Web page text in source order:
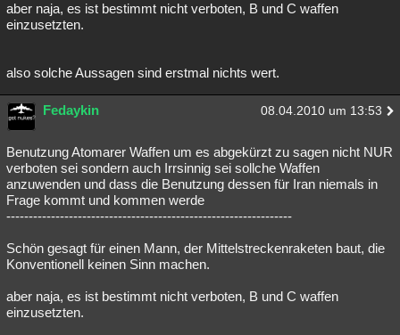
aber naja, es ist bestimmt nicht verboten, B und C waffen
einzusetzten.
also solche Aussagen sind erstmal nichts wert.
Fedaykin 08.04.2010 um 13:53
Benutzung Atomarer Waffen um es abgekürzt zu sagen nicht NUR
verboten sei sondern auch Irrsinnig sei sollche Waffen
anzuwenden und dass die Benutzung dessen für Iran niemals in
Frage kommt und kommen werde
----------------------------------------------------------------
Schön gesagt für einen Mann, der Mittelstreckenraketen baut, die
Konventionell keinen Sinn machen.
aber naja, es ist bestimmt nicht verboten, B und C waffen
einzusetzten.